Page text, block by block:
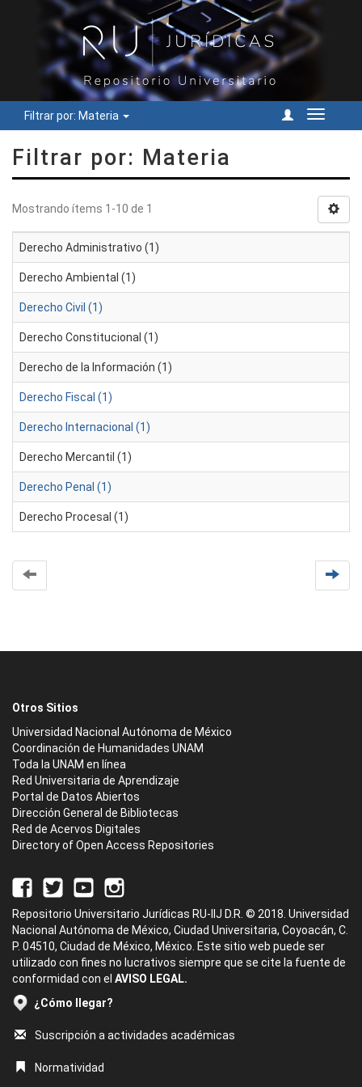
Filtrar por: Materia
Cambiar
Filtrar por: Materia
Mostrando ítems 1-10 de 1
Derecho Administrativo (1)
Derecho Ambiental (1)
Derecho Civil (1)
Derecho Constitucional (1)
Derecho de la Información (1)
Derecho Fiscal (1)
Derecho Internacional (1)
Derecho Mercantil (1)
Derecho Penal (1)
Derecho Procesal (1)
Otros Sitios
Universidad Nacional Autónoma de México
Coordinación de Humanidades UNAM
Toda la UNAM en línea
Red Universitaria de Aprendizaje
Portal de Datos Abiertos
Dirección General de Bibliotecas
Red de Acervos Digitales
Directory of Open Access Repositories
Repositorio Universitario Jurídicas RU-IIJ D.R. © 2018. Universidad
Nacional Autónoma de México, Ciudad Universitaria, Coyoacán, C.
P. 04510, Ciudad de México, México. Este sitio web puede ser
utilizado con fines no lucrativos siempre que se cite la fuente de
conformidad con el AVISO LEGAL.
¿Cómo llegar?
Suscripción a actividades académicas
Normatividad